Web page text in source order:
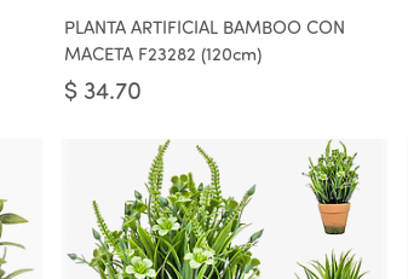
PLANTA ARTIFICIAL BAMBOO CON
MACETA F23282 (120cm)
$ 34.70